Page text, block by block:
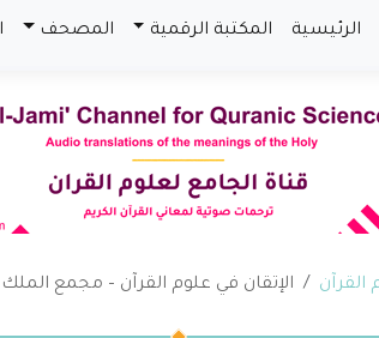
الرئيسية المكتبة الرقمية المصحف
القرآن الإتقان في علوم القرآن – مجمع